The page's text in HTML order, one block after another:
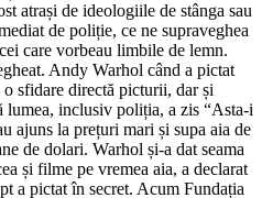
atrași de ideologiile de stânga sau
de poliție, ce ne supraveghea
care vorbeau limbile de lemn.
Andy Warhol când a pictat
o sfidare directă picturii, dar și
lumea, inclusiv poliția, a zis “Asta-i
ajuns la prețuri mari și supa aia de
de dolari. Warhol și-a dat seama
și filme pe vremea aia, a declarat
a pictat în secret. Acum Fundația